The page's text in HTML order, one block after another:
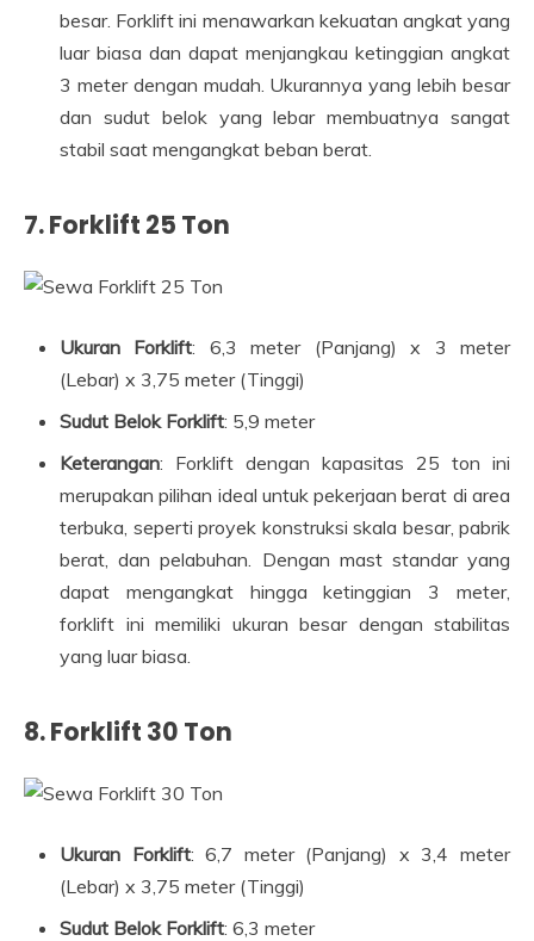
besar. Forklift ini menawarkan kekuatan angkat yang
luar biasa dan dapat menjangkau ketinggian angkat
3 meter dengan mudah. Ukurannya yang lebih besar
dan sudut belok yang lebar membuatnya sangat
stabil saat mengangkat beban berat.
7.Forklift 25 Ton
Ukuran Forklift: 6,3 meter (Panjang) x 3 meter
(Lebar) x 3,75 meter (Tinggi)
Sudut Belok Forklift: 5,9 meter
Keterangan: Forklift dengan kapasitas 25 ton ini
merupakan pilihan ideal untuk pekerjaan berat di area
terbuka, seperti proyek konstruksi skala besar, pabrik
berat, dan pelabuhan. Dengan mast standar yang
dapat mengangkat hingga ketinggian 3 meter,
forklift ini memiliki ukuran besar dengan stabilitas
yang luar biasa.
8.Forklift 30 Ton
Ukuran Forklift: 6,7 meter (Panjang) x 3,4 meter
(Lebar) x 3,75 meter (Tinggi)
Sudut Belok Forklift: 6,3 meter